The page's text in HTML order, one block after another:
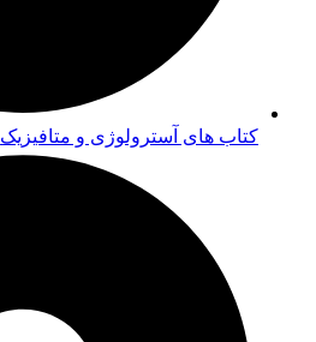
کتاب های آسترولوژی و متافیزیک